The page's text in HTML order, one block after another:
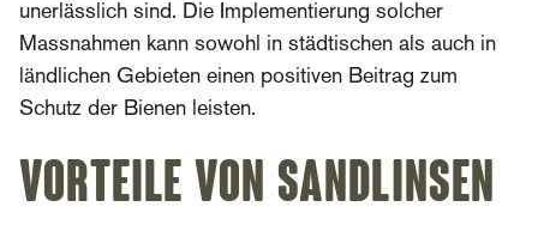
unerlässlich sind. Die Implementierung solcher
Massnahmen kann sowohl in städtischen als auch in
ländlichen Gebieten einen positiven Beitrag zum
Schutz der Bienen leisten.
Vorteile von Sandlinsen